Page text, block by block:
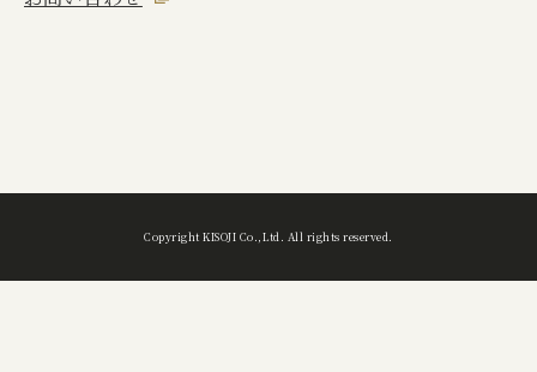
Copyright KISOJI Co.,Ltd. All rights reserved.